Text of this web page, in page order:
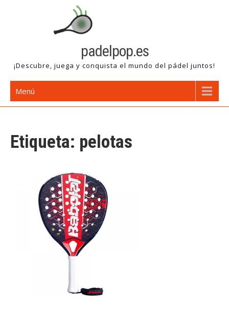
padelpop.es
¡Descubre, juega y conquista el mundo del pádel juntos!
Menú
Etiqueta: pelotas